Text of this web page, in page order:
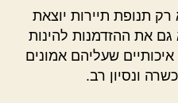
תנופת תיירות יוצאת
גם את ההזדמנות להינות
שעליהם אמונים
ונסיון רב.